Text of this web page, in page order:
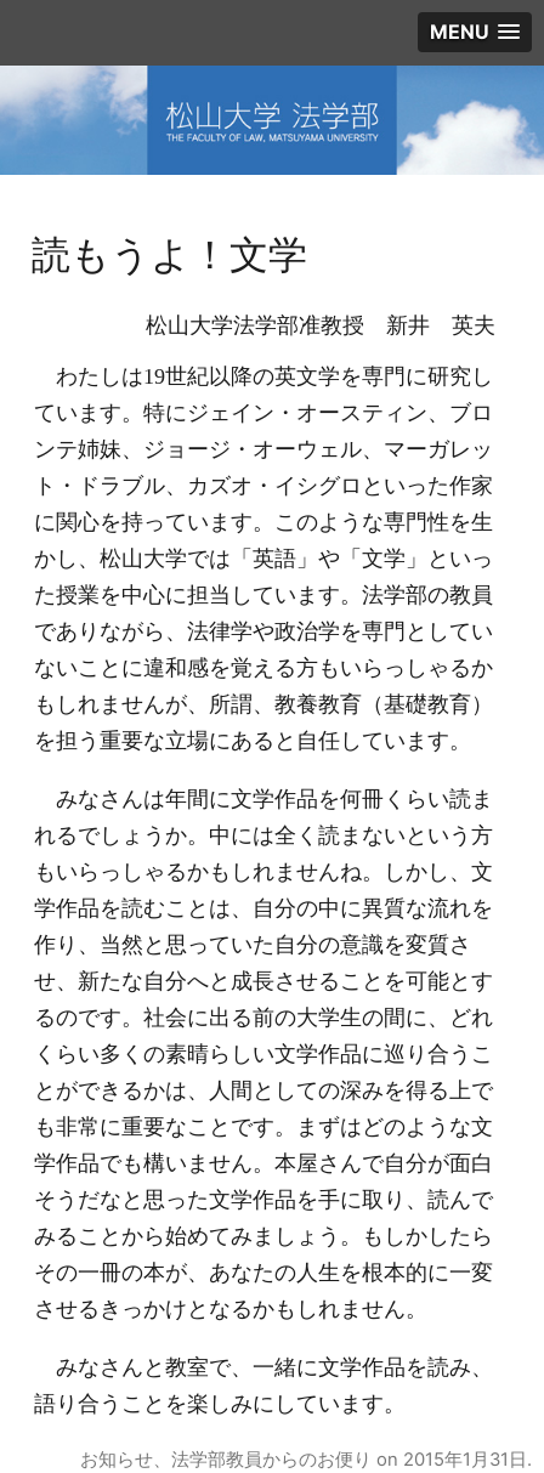
MENU
読もうよ！文学
松山大学法学部准教授 新井 英夫
わたしは19世紀以降の英文学を専門に研究し
ています。特にジェイン・オースティン、ブロ
ンテ姉妹、ジョージ・オーウェル、マーガレッ
ト・ドラブル、カズオ・イシグロといった作家
に関心を持っています。このような専門性を生
かし、松山大学では「英語」や「文学」といっ
た授業を中心に担当しています。法学部の教員
でありながら、法律学や政治学を専門としてい
ないことに違和感を覚える方もいらっしゃるか
もしれませんが、所謂、教養教育（基礎教育）
を担う重要な立場にあると自任しています。
みなさんは年間に文学作品を何冊くらい読ま
れるでしょうか。中には全く読まないという方
もいらっしゃるかもしれませんね。しかし、文
学作品を読むことは、自分の中に異質な流れを
作り、当然と思っていた自分の意識を変質さ
せ、新たな自分へと成長させることを可能とす
るのです。社会に出る前の大学生の間に、どれ
くらい多くの素晴らしい文学作品に巡り合うこ
とができるかは、人間としての深みを得る上で
も非常に重要なことです。まずはどのような文
学作品でも構いません。本屋さんで自分が面白
そうだなと思った文学作品を手に取り、読んで
みることから始めてみましょう。もしかしたら
その一冊の本が、あなたの人生を根本的に一変
させるきっかけとなるかもしれません。
みなさんと教室で、一緒に文学作品を読み、
語り合うことを楽しみにしています。
お知らせ、 法学部教員からのお便り on 2015年1月31日.